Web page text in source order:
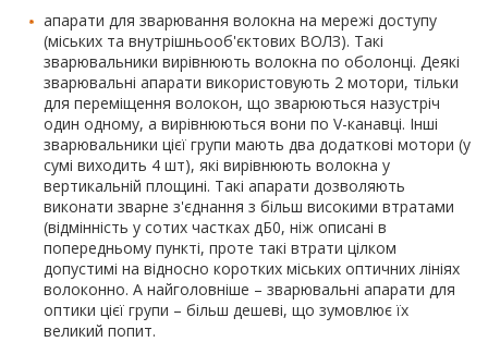
апарати для зварювання волокна на мережі доступу
(міських та внутрішньооб'єктових ВОЛЗ). Такі
зварювальники вирівнюють волокна по оболонці. Деякі
зварювальні апарати використовують 2 мотори, тільки
для переміщення волокон, що зварюються назустріч
один одному, а вирівнюються вони по V-канавці. Інші
зварювальники цієї групи мають два додаткові мотори (у
сумі виходить 4 шт), які вирівнюють волокна у
вертикальній площині. Такі апарати дозволяють
виконати зварне з'єднання з більш високими втратами
(відмінність у сотих частках дБ0, ніж описані в
попередньому пункті, проте такі втрати цілком
допустимі на відносно коротких міських оптичних лініях
волоконно. А найголовніше – зварювальні апарати для
оптики цієї групи – більш дешеві, що зумовлює їх
великий попит.